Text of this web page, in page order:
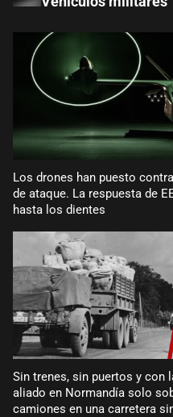
Los drones han puesto
de ataque. La respuesta de
hasta los dientes
Sin trenes, sin puertos y con
aliado en Normandía solo
camiones en una carretera